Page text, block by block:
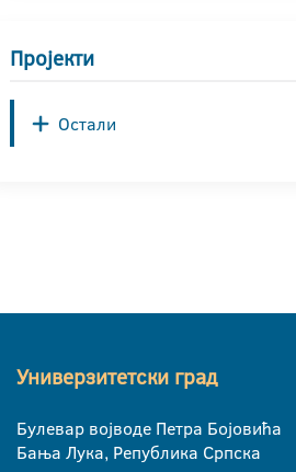
Пројекти
Остали
Универзитетски град
Булевар војводе Петра Бојовића
Бања Лука, Република Српска